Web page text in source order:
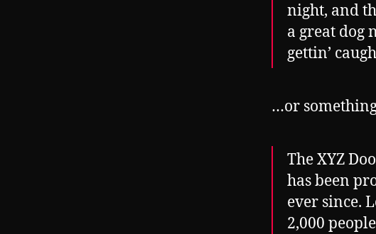
night, and
a great dog
gettin’
…or
The XYZ
has been
ever since.
2,000